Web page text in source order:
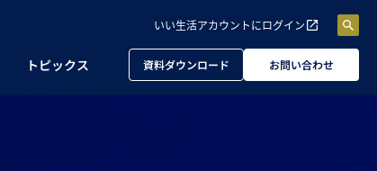
いい生活アカウントにログイン
トピックス 資料ダウンロード お問い合わせ